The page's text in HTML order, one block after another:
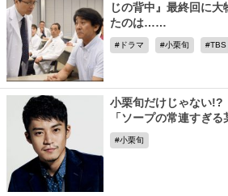
じの背中』最終回に
たのは……
ドラマ 小栗旬 TBS
小栗旬だけじゃない
「ソープの常連すぎ
小栗旬